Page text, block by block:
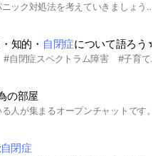
一緒に自閉症の方々のパニック対処法を考えていきましょう！ #強度行動障害 #自閉症 #知的障害 #障がい #重度自閉症 #最重度自閉症 #自立 #療育手帳 #ヘルパー #行動援護 #施設
知的・ 自閉症について語ろう☆
#発達障害 #知的障害 #自閉症スペクトラム障害 #子育て #悩み #不安 #喜び #私達頑張ってます 湯弐 pixiv ID:3989101
の部屋
人が集まるオープンチャットです。
自閉症